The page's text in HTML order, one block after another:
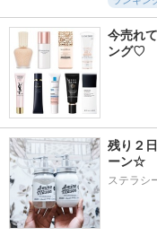
今売れ
ング♡
残り２
ーン☆
ステラシ